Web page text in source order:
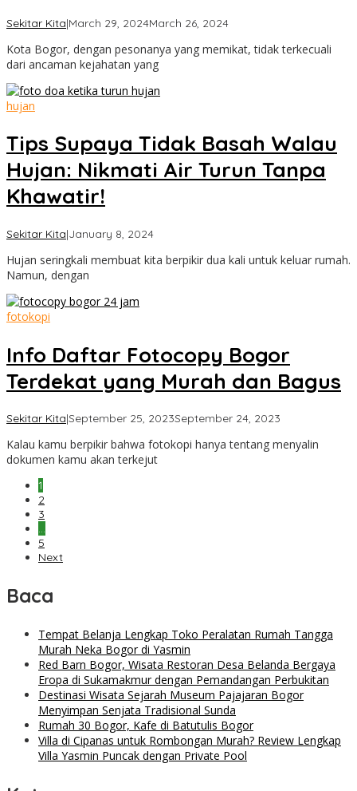
Sekitar Kita|March 29, 2024March 26, 2024by
Bogor
Kota Bogor, dengan pesonanya yang memikat, tidak terkecuali
dari ancaman kejahatan yang
hujan
Tips Supaya Tidak Basah Walau
Hujan: Nikmati Air Turun Tanpa
Khawatir!
Sekitar Kita|January 8, 2024by
Bogor
Hujan seringkali membuat kita berpikir dua kali untuk keluar rumah.
Namun, dengan
fotokopi
Info Daftar Fotocopy Bogor
Terdekat yang Murah dan Bagus
Sekitar Kita|September 25, 2023September 24, 2023
Bogor
Kalau kamu berpikir bahwa fotokopi hanya tentang menyalin
dokumen kamu akan terkejut
1
2
3
…
5
Next
Baca
Tempat Belanja Lengkap Toko Peralatan Rumah Tangga
Murah Neka Bogor di Yasmin
Red Barn Bogor, Wisata Restoran Desa Belanda Bergaya
Eropa di Sukamakmur dengan Pemandangan Perbukitan
Destinasi Wisata Sejarah Museum Pajajaran Bogor
Menyimpan Senjata Tradisional Sunda
Rumah 30 Bogor, Kafe di Batutulis Bogor
Villa di Cipanas untuk Rombongan Murah? Review Lengkap
Villa Yasmin Puncak dengan Private Pool